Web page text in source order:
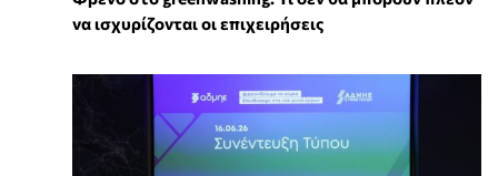
να ισχυρίζονται οι επιχειρήσεις